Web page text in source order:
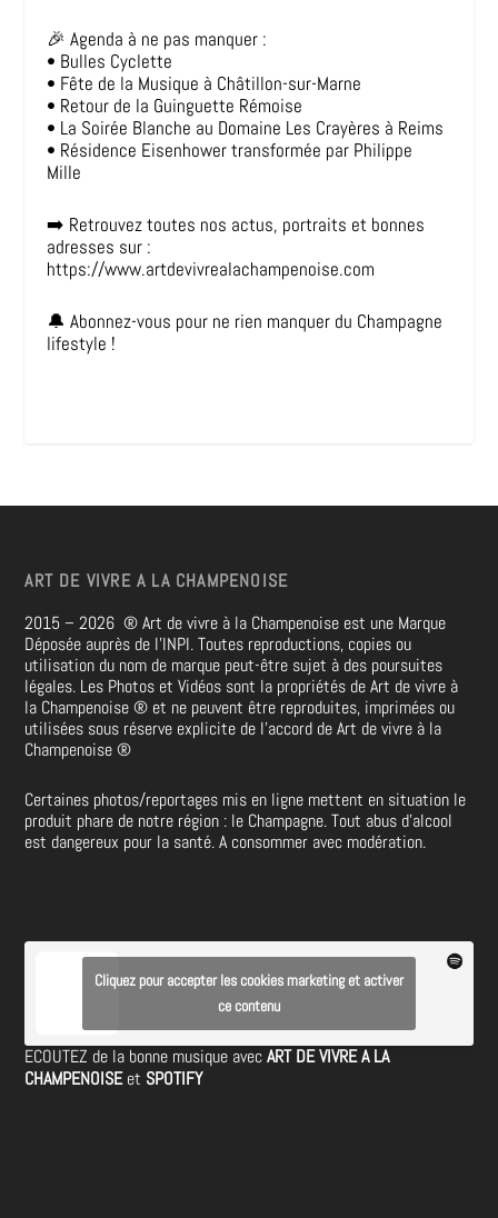
🎉 Agenda à ne pas manquer :
• Bulles Cyclette
• Fête de la Musique à Châtillon-sur-Marne
• Retour de la Guinguette Rémoise
• La Soirée Blanche au Domaine Les Crayères à Reims
• Résidence Eisenhower transformée par Philippe
Mille
➡️ Retrouvez toutes nos actus, portraits et bonnes
adresses sur :
https://www.artdevivrealachampenoise.com
🔔 Abonnez-vous pour ne rien manquer du Champagne
lifestyle !
ART DE VIVRE A LA CHAMPENOISE
2015 – 2026®Art de vivre à la Champenoise est une Marque
Déposée auprès de l’INPI. Toutes reproductions, copies ou
utilisation du nom de marque peut-être sujet à des poursuites
légales. Les Photos et Vidéos sont la propriétés de Art de vivre à
la Champenoise® et ne peuvent être reproduites, imprimées ou
utilisées sous réserve explicite de l’accord de Art de vivre à la
Champenoise®
Certaines photos/reportages mis en ligne mettent en situation le
produit phare de notre région : le Champagne. Tout abus d’alcool
est dangereux pour la santé. A consommer avec modération.
Cliquez pour accepter les cookies marketing et activer
ce contenu
ECOUTEZ de la bonne musique avecART DE VIVRE A LA
CHAMPENOISEet SPOTIFY